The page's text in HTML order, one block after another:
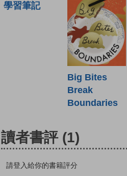
學習筆記
Big Bites
Break
Boundaries
讀者書評 (1)
請登入給你的書籍評分